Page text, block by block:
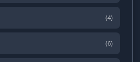
(4)
(6)